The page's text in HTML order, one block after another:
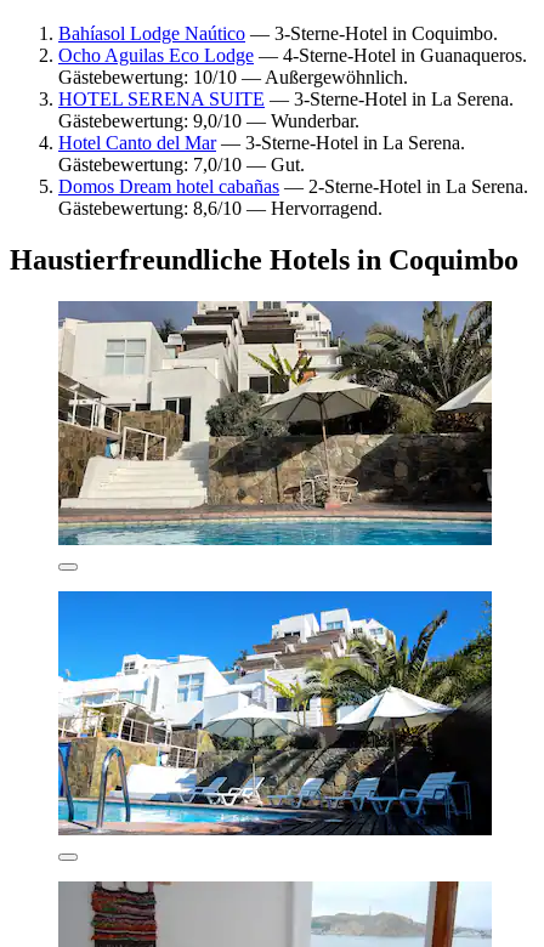
Bahíasol Lodge Naútico — 3-Sterne-Hotel in Coquimbo.
Ocho Aguilas Eco Lodge — 4-Sterne-Hotel in Guanaqueros.
Gästebewertung: 10/10 — Außergewöhnlich.
HOTEL SERENA SUITE — 3-Sterne-Hotel in La Serena.
Gästebewertung: 9,0/10 — Wunderbar.
Hotel Canto del Mar— 3-Sterne-Hotel in La Serena.
Gästebewertung: 7,0/10 — Gut.
Domos Dream hotel cabañas — 2-Sterne-Hotel in La Serena.
Gästebewertung: 8,6/10 — Hervorragend.
Haustierfreundliche Hotels in Coquimbo